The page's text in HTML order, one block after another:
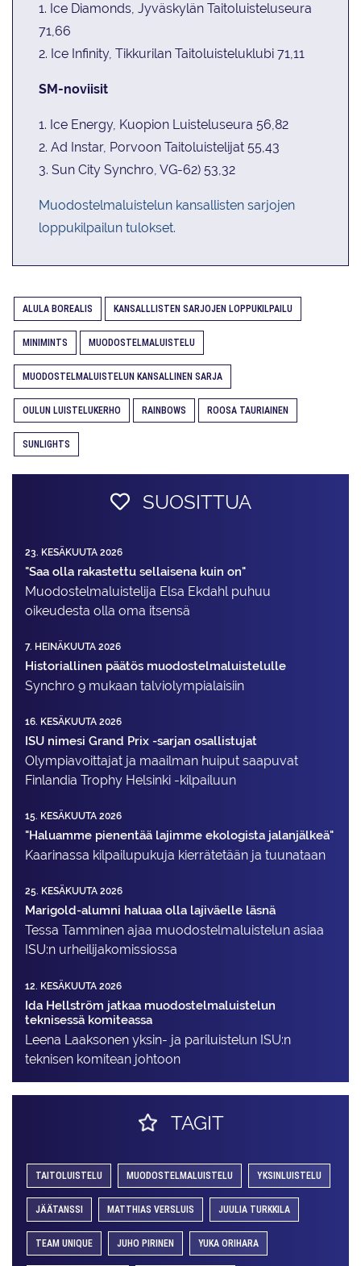
1. Ice Diamonds, Jyväskylän Taitoluisteluseura
71,66
2. Ice Infinity, Tikkurilan Taitoluisteluklubi 71,11
SM-noviisit
1. Ice Energy, Kuopion Luisteluseura 56,82
2. Ad Instar, Porvoon Taitoluistelijat 55,43
3. Sun City Synchro, VG-62) 53,32
Muodostelmaluistelun kansallisten sarjojen
loppukilpailun tulokset.
ALULA BOREALIS KANSALLLISTEN SARJOJEN LOPPUKILPAILU
MINIMINTS MUODOSTELMALUISTELU
MUODOSTELMALUISTELUN KANSALLINEN SARJA
OULUN LUISTELUKERHO RAINBOWS ROOSA TAURIAINEN
SUNLIGHTS
SUOSITTUA
23. KESÄKUUTA 2026
"Saa olla rakastettu sellaisena kuin on"
Muodostelma­luistelija Elsa Ekdahl puhuu
oikeudesta olla oma itsensä
7. HEINÄKUUTA 2026
Historiallinen päätös muodostelmaluistelulle
Synchro 9 mukaan talviolympialaisiin
16. KESÄKUUTA 2026
ISU nimesi Grand Prix -sarjan osallistujat
Olympiavoittajat ja maailman huiput saapuvat
Finlandia Trophy Helsinki -kilpailuun
15. KESÄKUUTA 2026
"Haluamme pienentää lajimme ekologista jalanjälkeä"
Kaarinassa kilpailupukuja kierrätetään ja tuunataan
25. KESÄKUUTA 2026
Marigold-alumni haluaa olla lajiväelle läsnä
Tessa Tamminen ajaa muodostelma­luistelun asiaa
ISU:n urheilija­komissiossa
12. KESÄKUUTA 2026
Ida Hellström jatkaa muodostelmaluistelun
teknisessä komiteassa
Leena Laaksonen yksin- ja pariluistelun ISU:n
teknisen komitean johtoon
TAGIT
TAITOLUISTELU MUODOSTELMALUISTELU YKSINLUISTELU
JÄÄTANSSI MATTHIAS VERSLUIS JUULIA TURKKILA
TEAM UNIQUE JUHO PIRINEN YUKA ORIHARA